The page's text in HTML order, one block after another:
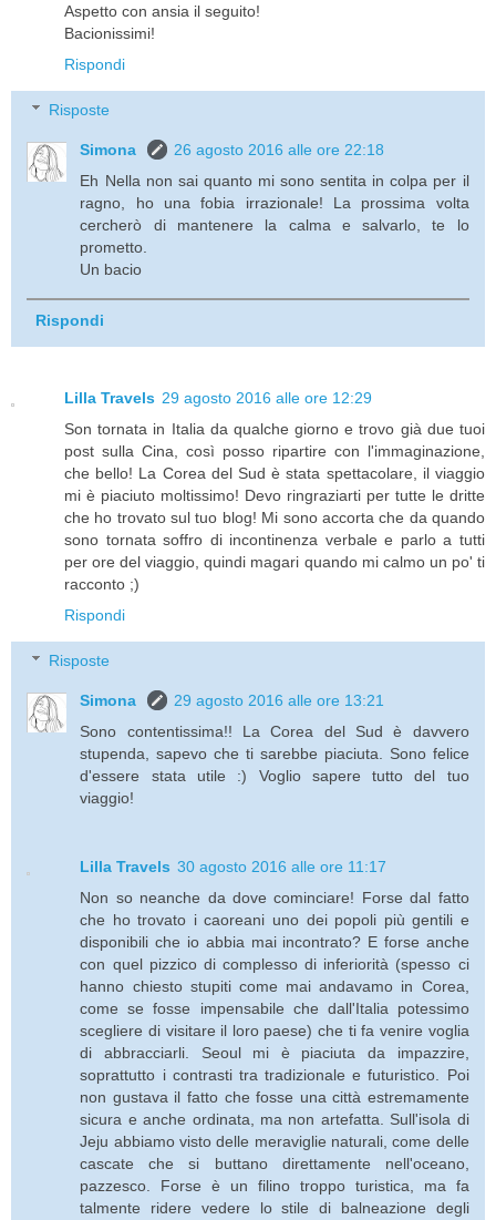
Aspetto con ansia il seguito!
Bacionissimi!
Rispondi
Risposte
Simona
26 agosto 2016 alle ore 22:18
Eh Nella non sai quanto mi sono sentita in colpa per il
ragno, ho una fobia irrazionale! La prossima volta
cercherò di mantenere la calma e salvarlo, te lo
prometto.
Un bacio
Rispondi
Lilla Travels 29 agosto 2016 alle ore 12:29
Son tornata in Italia da qualche giorno e trovo già due tuoi
post sulla Cina, così posso ripartire con l'immaginazione,
che bello! La Corea del Sud è stata spettacolare, il viaggio
mi è piaciuto moltissimo! Devo ringraziarti per tutte le dritte
che ho trovato sul tuo blog! Mi sono accorta che da quando
sono tornata soffro di incontinenza verbale e parlo a tutti
per ore del viaggio, quindi magari quando mi calmo un po' ti
racconto ;)
Rispondi
Risposte
Simona
29 agosto 2016 alle ore 13:21
Sono contentissima!! La Corea del Sud è davvero
stupenda, sapevo che ti sarebbe piaciuta. Sono felice
d'essere stata utile :) Voglio sapere tutto del tuo
viaggio!
Lilla Travels 30 agosto 2016 alle ore 11:17
Non so neanche da dove cominciare! Forse dal fatto
che ho trovato i caoreani uno dei popoli più gentili e
disponibili che io abbia mai incontrato? E forse anche
con quel pizzico di complesso di inferiorità (spesso ci
hanno chiesto stupiti come mai andavamo in Corea,
come se fosse impensabile che dall'Italia potessimo
scegliere di visitare il loro paese) che ti fa venire voglia
di abbracciarli. Seoul mi è piaciuta da impazzire,
soprattutto i contrasti tra tradizionale e futuristico. Poi
non gustava il fatto che fosse una città estremamente
sicura e anche ordinata, ma non artefatta. Sull'isola di
Jeju abbiamo visto delle meraviglie naturali, come delle
cascate che si buttano direttamente nell'oceano,
pazzesco. Forse è un filino troppo turistica, ma fa
talmente ridere vedere lo stile di balneazione degli